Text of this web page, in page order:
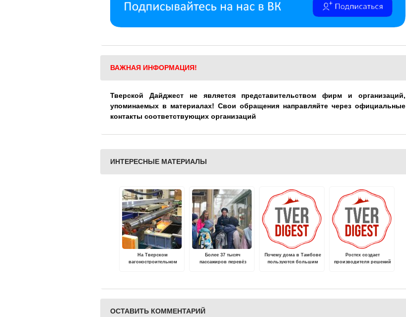
ВАЖНАЯ ИНФОРМАЦИЯ!
Тверской Дайджест не является представительством фирм и организаций,
упоминаемых в материалах! Свои обращения направляйте через официальные
контакты соответствующих организаций
ИНТЕРЕСНЫЕ МАТЕРИАЛЫ
На Тверском
вагоностроительном
ультразвукового
Более 37 тысяч
пассажиров перевёз
Почему дома в Тамбове
пользуются большим
Ростех создает
производителя решений
ОСТАВИТЬ КОММЕНТАРИЙ